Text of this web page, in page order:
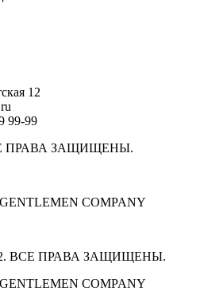
12
99-99
ПРАВА ЗАЩИЩЕНЫ.
COMPANY
ВСЕ ПРАВА ЗАЩИЩЕНЫ.
COMPANY